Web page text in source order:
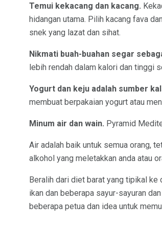
Temui kekacang dan kacang.
hidangan utama. Pilih kacang fava
snek yang lazat dan sihat.
Nikmati buah-buahan segar
lebih rendah dalam kalori dan tinggi
Yogurt dan keju adalah sumber
membuat berpakaian yogurt atau
Minum air dan wain. Pyramid
Air adalah baik untuk semua orang,
alkohol yang meletakkan anda atau
Beralih dari diet barat yang tipikal
ikan dan beberapa sayur-sayuran
beberapa petua dan idea untuk